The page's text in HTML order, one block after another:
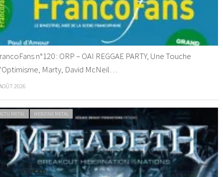
n°120 : ORP – OAI REGGAE PARTY, Une Touche
Marty, David McNeil…
2026
METAL WEBZINE METAL